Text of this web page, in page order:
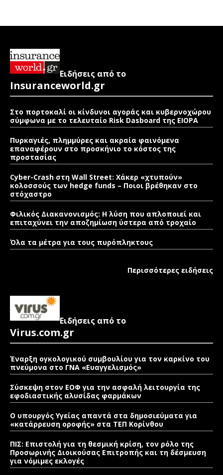
Ειδήσεις από το
Insuranceworld.gr
Στο πορτοκαλί οι κίνδυνοι αγοράς και κυβερνοχώρου
σύμφωνα με το τελευταίο Risk Dasboard της EIOPA
Πυρκαγιές, πλημμύρες και ακραία φαινόμενα
επαναφέρουν στο προσκήνιο το κόστος της
προστασίας
Cyber-Crash στη Wall Street: Χάκερ «χτυπούν»
κολοσσούς των hedge funds – Ποιοι βρέθηκαν στο
στόχαστρο
Φιλικός Διακανονισμός: Η λύση που απλοποιεί και
επιταχύνει την αποζημίωση ύστερα από τροχαίο
Όλα τα μέτρα για τους πυρόπληκτους
Περισσότερες ειδήσεις
Ειδήσεις από το
Virus.com.gr
Έναρξη ογκολογικού συμβουλίου για τον καρκίνο του
πνεύμονα στο ΓΝΑ «Ευαγγελισμός»
Σύσκεψη στον ΕΟΦ για την ασφαλή λειτουργία της
εφοδιαστικής αλυσίδας φαρμάκων
Ο υπουργός Υγείας απαντά στα δημοσιεύματα για
«κατάρρευση οροφής» στα ΤΕΠ Κορίνθου
ΠΙΣ: Επιστολή για τη θεσμική κρίση, τον ρόλο της
Προσωρινής Διοικούσας Επιτροπής και τη δέσμευση
για νόμιμες εκλογές